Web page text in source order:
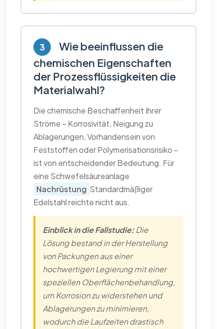
3
Wie beeinflussen die
chemischen Eigenschaften
der Prozessflüssigkeiten die
Materialwahl?
Die chemische Beschaffenheit Ihrer
Ströme – Korrosivität, Neigung zu
Ablagerungen, Vorhandensein von
Feststoffen oder Polymerisationsrisiko –
ist von entscheidender Bedeutung. Für
eine Schwefelsäureanlage
Nachrüstung Standardmäßiger
Edelstahl reichte nicht aus.
Einblick in die Fallstudie:Die
Lösung bestand in der Herstellung
von Packungen aus einer
hochwertigen Legierung mit einer
speziellen Oberflächenbehandlung,
um Korrosion zu widerstehen und
Ablagerungen zu minimieren,
wodurch die Laufzeiten drastisch